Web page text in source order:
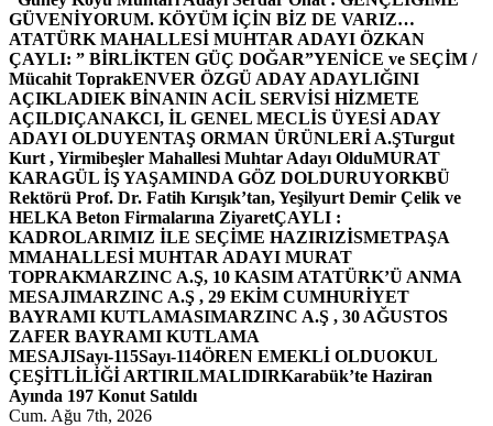
GÜVENİYORUM. KÖYÜM İÇİN BİZ DE VARIZ…
ATATÜRK MAHALLESİ MUHTAR ADAYI ÖZKAN
ÇAYLI: ” BİRLİKTEN GÜÇ DOĞAR”YENİCE ve SEÇİM /
Mücahit ToprakENVER ÖZGÜ ADAY ADAYLIĞINI
AÇIKLADIEK BİNANIN ACİL SERVİSİ HİZMETE
AÇILDIÇANAKCI, İL GENEL MECLİS ÜYESİ ADAY
ADAYI OLDUYENTAŞ ORMAN ÜRÜNLERİ A.ŞTurgut
Kurt , Yirmibeşler Mahallesi Muhtar Adayı OlduMURAT
KARAGÜL İŞ YAŞAMINDA GÖZ DOLDURUYORKBÜ
Rektörü Prof. Dr. Fatih Kırışık’tan, Yeşilyurt Demir Çelik ve
HELKA Beton Firmalarına ZiyaretÇAYLI :
KADROLARIMIZ İLE SEÇİME HAZIRIZİSMETPAŞA
MMAHALLESİ MUHTAR ADAYI MURAT
TOPRAKMARZINC A.Ş, 10 KASIM ATATÜRK’Ü ANMA
MESAJIMARZINC A.Ş , 29 EKİM CUMHURİYET
BAYRAMI KUTLAMASIMARZINC A.Ş , 30 AĞUSTOS
ZAFER BAYRAMI KUTLAMA
MESAJISayı-115Sayı-114ÖREN EMEKLİ OLDUOKUL
ÇEŞİTLİLİĞİ ARTIRILMALIDIRKarabük’te Haziran
Ayında 197 Konut Satıldı
Cum. Ağu 7th, 2026